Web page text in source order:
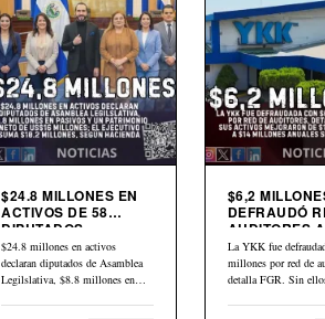
$24.8 MILLONES EN
ACTIVOS DE 58
DIPUTADOS
DECLARADOS EN
HACIENDA
$24.8 millones en activos
declaran diputados de Asamblea
Legilslativa, $8.8 millones en
$6,2
DEFRAUDÓ
AUDITORES
YKK
La YKK fue
millones por red de
detalla FGR. Sin